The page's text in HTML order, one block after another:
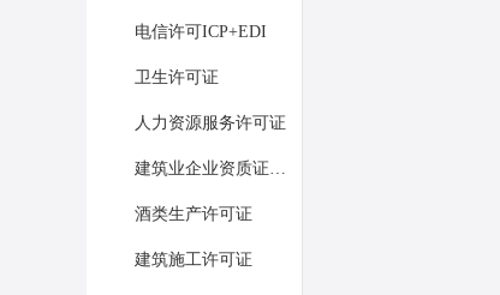
电信许可ICP+EDI
卫生许可证
人力资源服务许可证
建筑业企业资质证书许可
酒类生产许可证
建筑施工许可证